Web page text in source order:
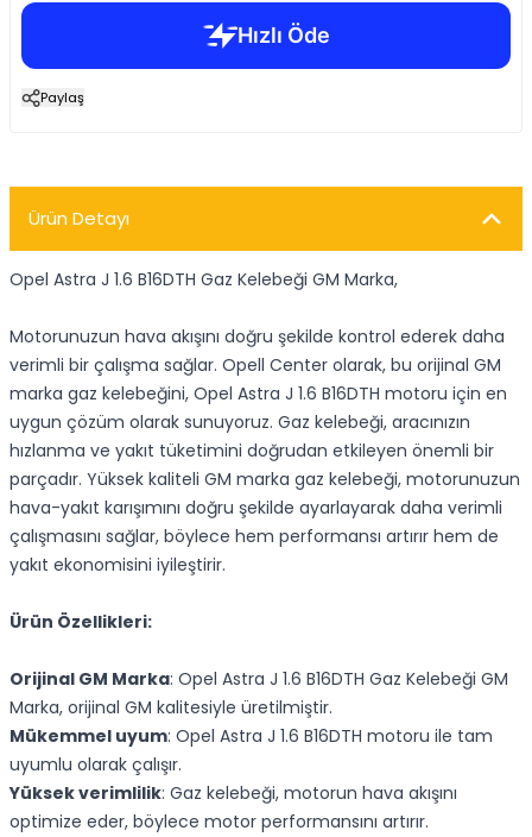
Paylaş
Ürün Detayı
Opel Astra J 1.6 B16DTH Gaz Kelebeği GM Marka,
Motorunuzun hava akışını doğru şekilde kontrol ederek daha
verimli bir çalışma sağlar. Opell Center olarak, bu orijinal GM
marka gaz kelebeğini, Opel Astra J 1.6 B16DTH motoru için en
uygun çözüm olarak sunuyoruz. Gaz kelebeği, aracınızın
hızlanma ve yakıt tüketimini doğrudan etkileyen önemli bir
parçadır. Yüksek kaliteli GM marka gaz kelebeği, motorunuzun
hava-yakıt karışımını doğru şekilde ayarlayarak daha verimli
çalışmasını sağlar, böylece hem performansı artırır hem de
yakıt ekonomisini iyileştirir.
Ürün Özellikleri:
Orijinal GM Marka: Opel Astra J 1.6 B16DTH Gaz Kelebeği GM
Marka, orijinal GM kalitesiyle üretilmiştir.
Mükemmel uyum: Opel Astra J 1.6 B16DTH motoru ile tam
uyumlu olarak çalışır.
Yüksek verimlilik: Gaz kelebeği, motorun hava akışını
optimize eder, böylece motor performansını artırır.